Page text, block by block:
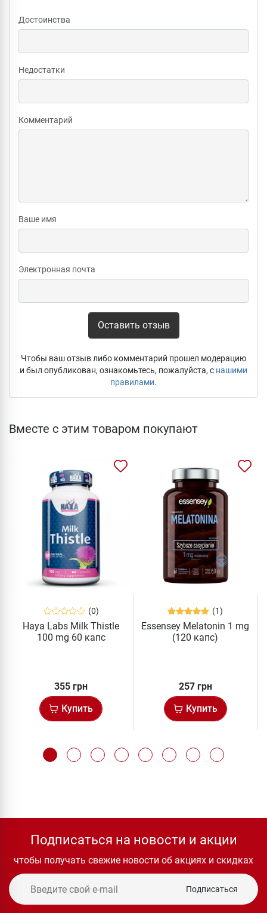
Достоинства
Недостатки
Комментарий
Ваше имя
Электронная почта
Оставить отзыв
Чтобы ваш отзыв либо комментарий прошел модерацию
и был опубликован, ознакомьтесь, пожалуйста, с нашими
правилами.
Вместе с этим товаром покупают
(0)
Haya Labs Milk Thistle
100 mg 60 капс
355 грн
Купить
(1)
Essensey Melatonin 1 mg
(120 капс)
257 грн
Купить
Подписаться на новости и акции
чтобы получать свежие новости об акциях и скидках
Подписаться